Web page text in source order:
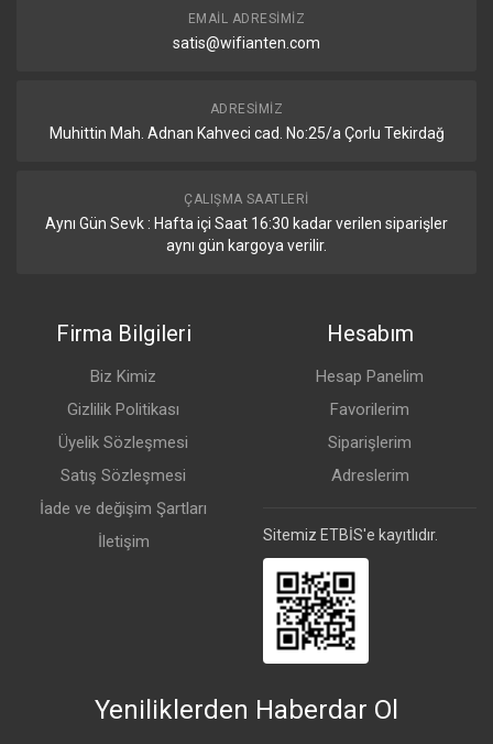
EMAIL ADRESIMIZ
satis@wifianten.com
ADRESIMIZ
Muhittin Mah. Adnan Kahveci cad. No:25/a Çorlu Tekirdağ
ÇALIŞMA SAATLERI
Aynı Gün Sevk : Hafta içi Saat 16:30 kadar verilen siparişler
aynı gün kargoya verilir.
Firma Bilgileri
Biz Kimiz
Gizlilik Politikası
Üyelik Sözleşmesi
Satış Sözleşmesi
İade ve değişim Şartları
İletişim
Hesabım
Hesap Panelim
Favorilerim
Siparişlerim
Adreslerim
Sitemiz ETBİS'e kayıtlıdır.
Yeniliklerden Haberdar Ol